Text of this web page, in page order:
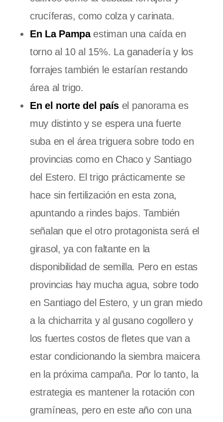
crucíferas, como colza y carinata.
En La Pampaestiman una caída en
torno al 10 al 15%. La ganadería y los
forrajes también le estarían restando
área al trigo.
En el norte del país el panorama es
muy distinto y se espera una fuerte
suba en el área triguera sobre todo en
provincias como en Chaco y Santiago
del Estero. El trigo prácticamente se
hace sin fertilización en esta zona,
apuntando a rindes bajos. También
señalan que el otro protagonista será el
girasol, ya con faltante en la
disponibilidad de semilla. Pero en estas
provincias hay mucha agua, sobre todo
en Santiago del Estero, y un gran miedo
a la chicharrita y al gusano cogollero y
los fuertes costos de fletes que van a
estar condicionando la siembra maicera
en la próxima campaña. Por lo tanto, la
estrategia es mantener la rotación con
gramíneas, pero en este año con una